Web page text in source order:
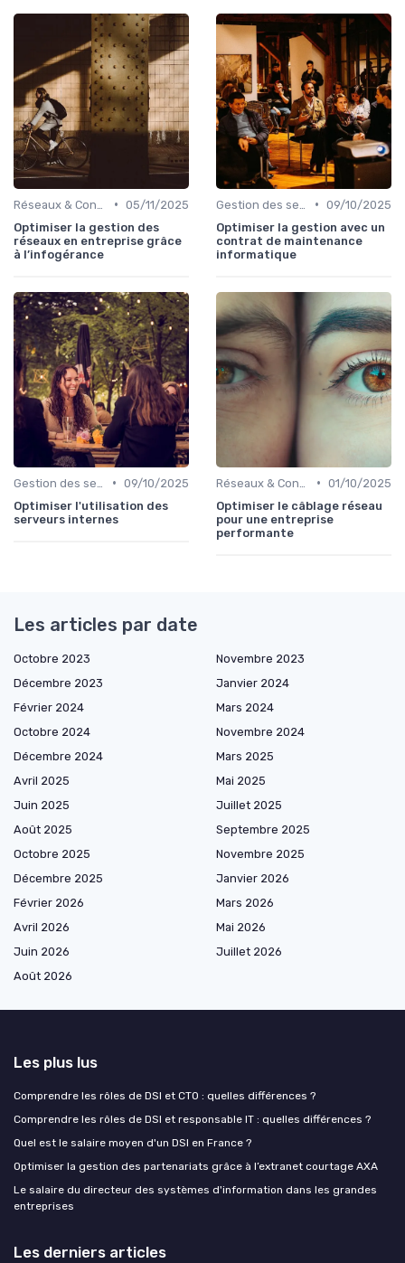
• 05/11/2025
Optimiser la gestion des
réseaux en entreprise grâce
à l’infogérance
• 09/10/2025
Optimiser la gestion avec un
contrat de maintenance
informatique
• 09/10/2025
Optimiser l'utilisation des
serveurs internes
• 01/10/2025
Optimiser le câblage réseau
pour une entreprise
performante
Les articles par date
Octobre 2023
Novembre 2023
Décembre 2023
Janvier 2024
Février 2024
Mars 2024
Octobre 2024
Novembre 2024
Décembre 2024
Mars 2025
Avril 2025
Mai 2025
Juin 2025
Juillet 2025
Août 2025
Septembre 2025
Octobre 2025
Novembre 2025
Décembre 2025
Janvier 2026
Février 2026
Mars 2026
Avril 2026
Mai 2026
Juin 2026
Juillet 2026
Août 2026
Les plus lus
Comprendre les rôles de DSI et CTO : quelles différences ?
Comprendre les rôles de DSI et responsable IT : quelles différences ?
Quel est le salaire moyen d'un DSI en France ?
Optimiser la gestion des partenariats grâce à l’extranet courtage AXA
Le salaire du directeur des systèmes d'information dans les grandes
entreprises
Les derniers articles